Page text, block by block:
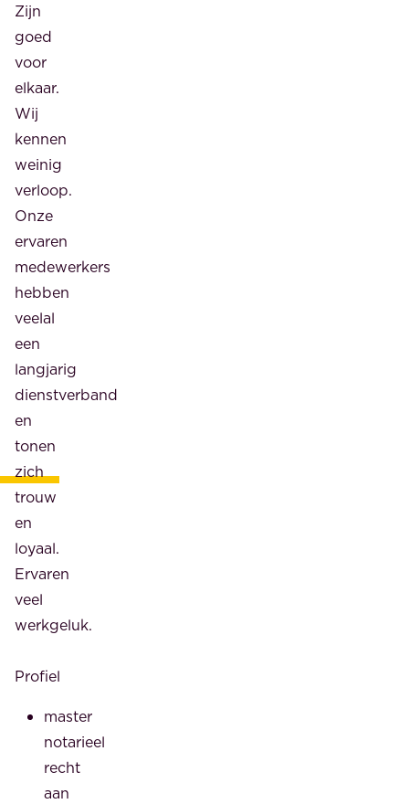
Zijn
goed
voor
elkaar.
Wij
kennen
weinig
verloop.
Onze
ervaren
medewerkers
hebben
veelal
een
langjarig
dienstverband
en
tonen
zich
trouw
en
loyaal.
Ervaren
veel
werkgeluk.
Profiel
master
notarieel
recht
aan